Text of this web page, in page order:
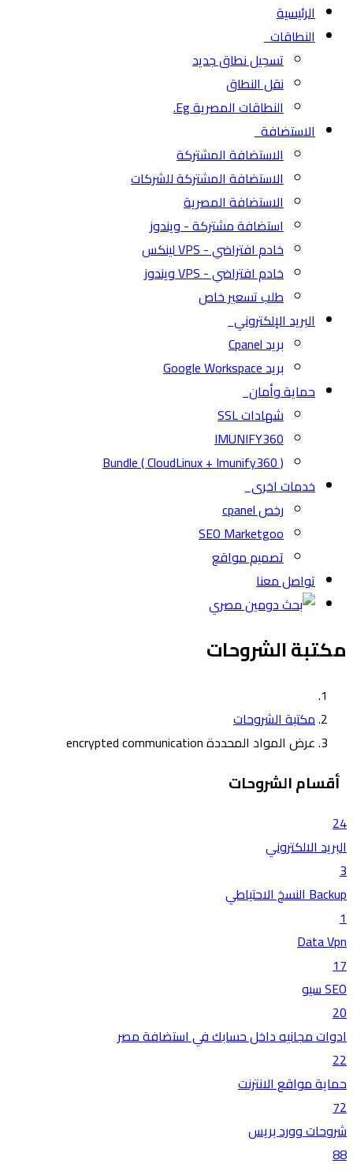
الرئيسية
النطاقات
تسجيل نطاق جديد
نقل النطاق
النطاقات المصرية Eg.
الاستضافة
الاستضافة المشتركة
الاستضافة المشتركة للشركات
الاستضافة المصرية
استضافة مشتركة - ويندوز
خادم افتراضي - VPS لينكس
خادم افتراضي - VPS ويندوز
طلب تسعير خاص
البريد الإلكتروني
بريد Cpanel
بريد Google Workspace
حماية وأمان
شهادات SSL
IMUNIFY360
( CloudLinux + Imunify360 ) Bundle
خدمات اخرى
رخص cpanel
SEO Marketgoo
تصميم مواقع
تواصل معنا
مكتبة الشروحات
مكتبة الشروحات
عرض المواد المحددة encrypted communication
أقسام الشروحات
24
البريد الالكتروني
3
Backup النسخ الاحتياطي
1
Data Vpn
17
SEO سيو
20
ادوات مجانيه داخل حسابك في استضافة مصر
22
حماية مواقع الانترنت
72
شروحات وورد بريس
88